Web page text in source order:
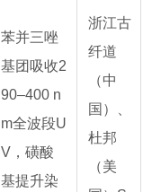
苯并三唑
基团吸收2
90–400 n
m全波段U
V，磺酸
基提升染
浙江古
纤道
（中
国）、
杜邦
（美